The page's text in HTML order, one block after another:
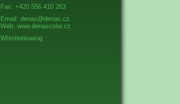
Fax: +420 556 410 263
Email: denas@denas.cz
Web: www.denascolor.cz
Whistleblowing